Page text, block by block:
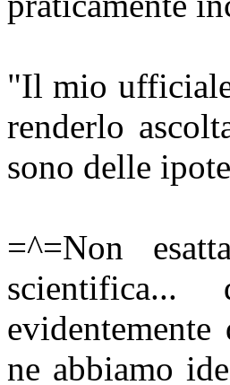
"Il mio
renderlo
sono delle
=^=Non
scientifica...
evidentemente
ne abbiamo